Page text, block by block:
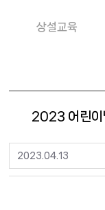
상설교육
2023 어린이
2023.04.13